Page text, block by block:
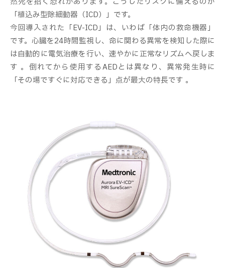
「植込み型除細動器（ICD）」です。
今回導入された「EV-ICD」は、いわば「体内の救命機器」
です。心臓を24時間監視し、命に関わる異常を検知した際に
は自動的に電気治療を行い、速やかに正常なリズムへ戻しま
す 。倒れてから使用するAEDとは異なり、異常発生時に
「その場ですぐに対応できる」点が最大の特長です 。